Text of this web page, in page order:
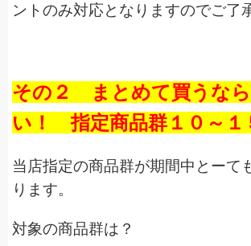
ントのみ対応となりますのでご了
その２ まとめて買うな
い！ 指定商品群１０～１
当店指定の商品群が期間中とーて
ります。
対象の商品群は？